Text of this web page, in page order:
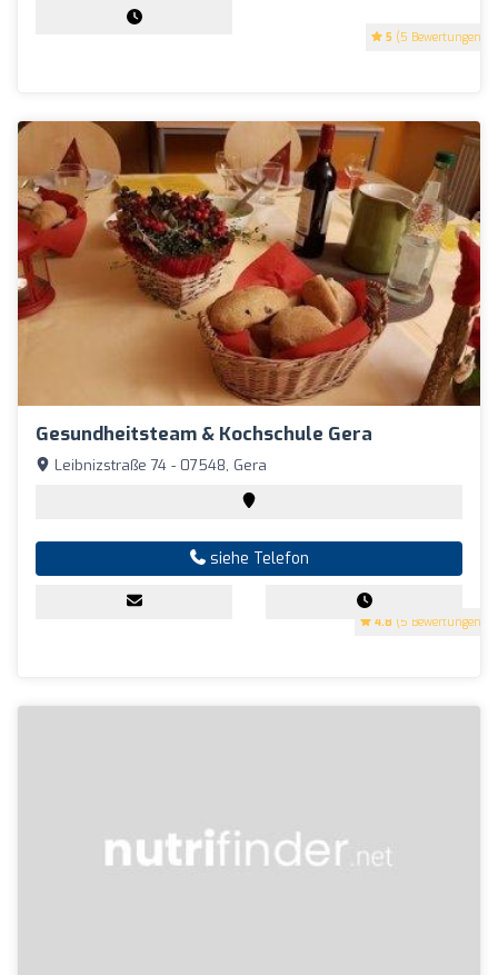
5 (5 Bewertungen)
Gesundheitsteam & Kochschule Gera
4.8 (5 Bewertungen)
Leibnizstraße 74 - 07548, Gera
siehe Telefon